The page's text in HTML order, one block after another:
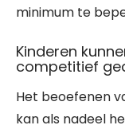
minimum te
Kinderen
competitief
Het beoefenen
kan als nadeel